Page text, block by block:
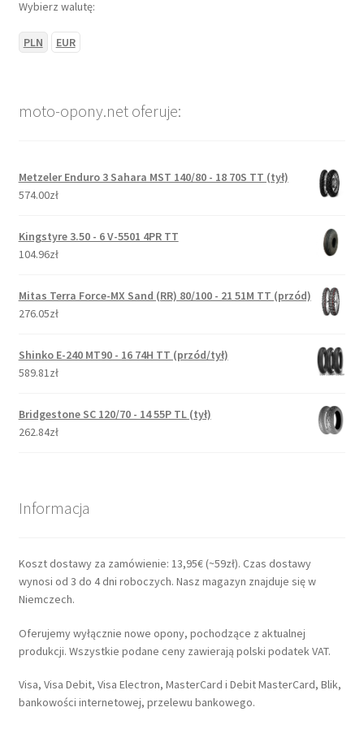
Wybierz walutę:
PLN EUR
moto-opony.net oferuje:
Metzeler Enduro 3 Sahara MST 140/80 - 18 70S TT (tył)
574.00zł
Kingstyre 3.50 - 6 V-5501 4PR TT
104.96zł
Mitas Terra Force-MX Sand (RR) 80/100 - 21 51M TT (przód)
276.05zł
Shinko E-240 MT90 - 16 74H TT (przód/tył)
589.81zł
Bridgestone SC 120/70 - 14 55P TL (tył)
262.84zł
Informacja
Koszt dostawy za zamówienie: 13,95€ (~59zł). Czas dostawy
wynosi od 3 do 4 dni roboczych. Nasz magazyn znajduje się w
Niemczech.
Oferujemy wyłącznie nowe opony, pochodzące z aktualnej
produkcji. Wszystkie podane ceny zawierają polski podatek VAT.
Visa, Visa Debit, Visa Electron, MasterCard i Debit MasterCard, Blik,
bankowości internetowej, przelewu bankowego.